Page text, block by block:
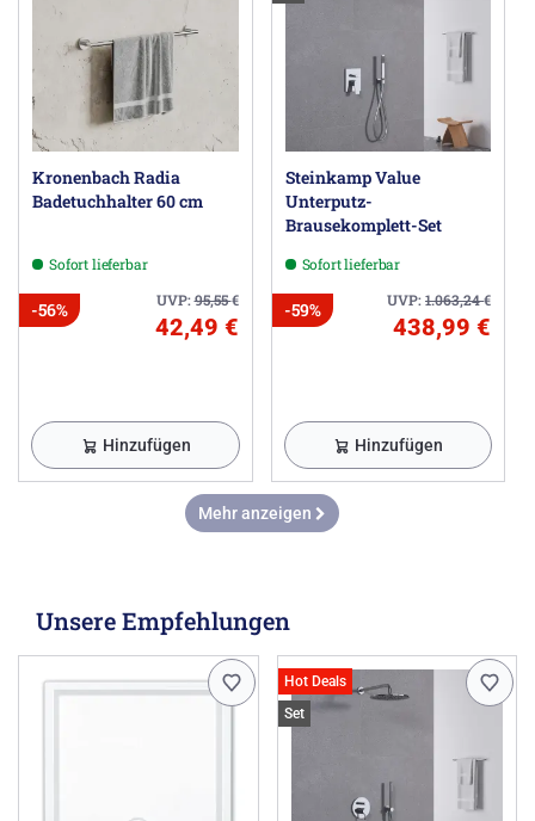
Kronenbach Radia
Badetuchhalter 60 cm
Sofort lieferbar
UVP:95,55€
-56%
42,49 €
Hinzufügen
Steinkamp Value
Unterputz-
Brausekomplett-Set
Sofort lieferbar
UVP:1.063,24€
-59%
438,99 €
Hinzufügen
Mehr anzeigen
Unsere Empfehlungen
Hot Deals
Set